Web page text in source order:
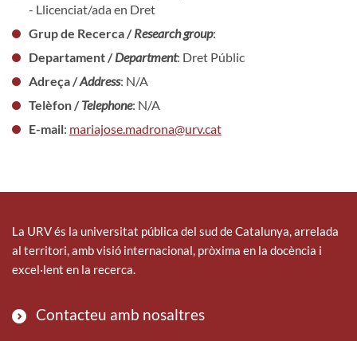
- Llicenciat/ada en Dret
Grup de Recerca /Research group:
Departament /Department: Dret Públic
Adreça /Address: N/A
Telèfon /Telephone: N/A
E-mail: mariajose.madrona@urv.cat
La URV és la universitat pública del sud de Catalunya, arrelada
al territori, amb visió internacional, pròxima en la docència i
excel·lent en la recerca.
Contacteu amb nosaltres